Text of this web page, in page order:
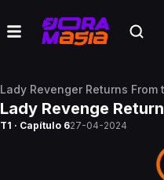
Lady Revenger Returns From
Lady Revenge
T1 · Capítulo 627-04-2024